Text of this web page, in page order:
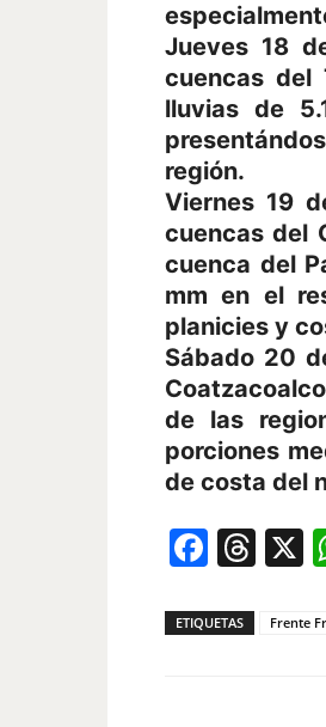
Jueves 18
cuencas del
lluvias de
región.
Viernes 19
cuencas del
cuenca del
mm en el
planicies y
Sábado 20
de las
porciones
de costa del
ETIQUETAS Frente